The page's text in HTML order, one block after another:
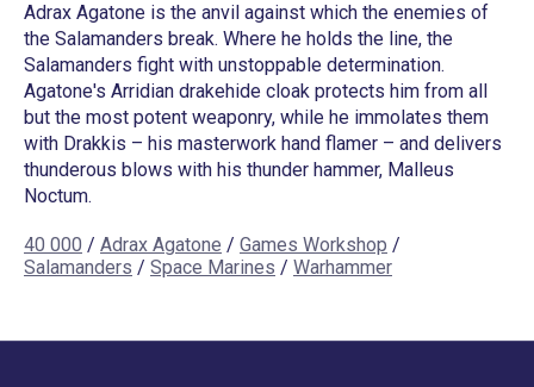
Adrax Agatone is the anvil against which the enemies of
the Salamanders break. Where he holds the line, the
Salamanders fight with unstoppable determination.
Agatone's Arridian drakehide cloak protects him from all
but the most potent weaponry, while he immolates them
with Drakkis – his masterwork hand flamer – and delivers
thunderous blows with his thunder hammer, Malleus
Noctum.
40 000 / Adrax Agatone / Games Workshop /
Salamanders / Space Marines / Warhammer